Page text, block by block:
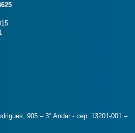
905 – 3° Andar - cep: 13201-001 –